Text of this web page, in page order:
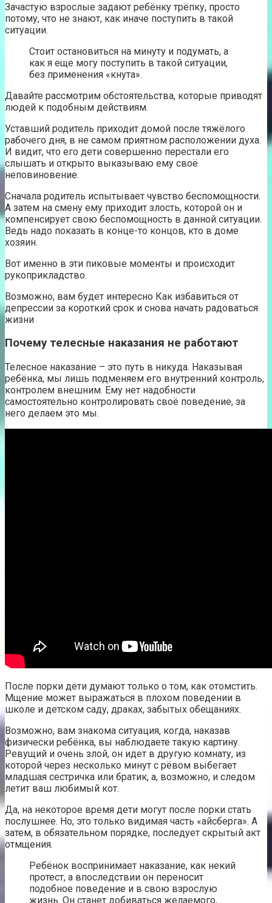
Зачастую взрослые задают ребёнку трёпку, просто
потому, что не знают, как иначе поступить в такой
ситуации.
Стоит остановиться на минуту и подумать, а
как я еще могу поступить в такой ситуации,
без применения «кнута».
Давайте рассмотрим обстоятельства, которые приводят
людей к подобным действиям.
Уставший родитель приходит домой после тяжёлого
рабочего дня, в не самом приятном расположении духа.
И видит, что его дети совершенно перестали его
слышать и открыто выказываю ему своё
неповиновение.
Сначала родитель испытывает чувство беспомощности.
А затем на смену ему приходит злость, которой он и
компенсирует свою беспомощность в данной ситуации.
Ведь надо показать в конце-то концов, кто в доме
хозяин.
Вот именно в эти пиковые моменты и происходит
рукоприкладство.
Возможно, вам будет интересно Как избавиться от
депрессии за короткий срок и снова начать радоваться
жизни
Почему телесные наказания не работают
Телесное наказание – это путь в никуда. Наказывая
ребёнка, мы лишь подменяем его внутренний контроль,
контролем внешним. Ему нет надобности
самостоятельно контролировать своё поведение, за
него делаем это мы.
После порки дети думают только о том, как отомстить.
Мщение может выражаться в плохом поведении в
школе и детском саду, драках, забытых обещаниях.
Возможно, вам знакома ситуация, когда, наказав
физически ребёнка, вы наблюдаете такую картину.
Ревущий и очень злой, он идет в другую комнату, из
которой через несколько минут с рёвом выбегает
младшая сестричка или братик, а, возможно, и следом
летит ваш любимый кот.
Да, на некоторое время дети могут после порки стать
послушнее. Но, это только видимая часть «айсберга». А
затем, в обязательном порядке, последует скрытый акт
отмщения.
Ребёнок воспринимает наказание, как некий
протест, а впоследствии он переносит
подобное поведение и в свою взрослую
жизнь. Он станет добиваться желаемого,